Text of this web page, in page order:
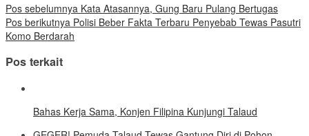
Pos sebelumnya Kata Atasannya, Gung Baru Pulang Bertugas
Pos berikutnya Polisi Beber Fakta Terbaru Penyebab Tewas Pasutri
Komo Berdarah
Pos terkait
Bahas Kerja Sama, Konjen Filipina Kunjungi Talaud